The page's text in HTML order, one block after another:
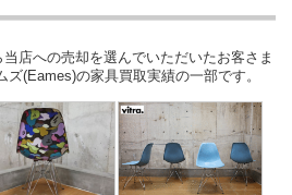
店への売却を選んでいただいたお客さま
(Eames)の家具買取実績の一部です。